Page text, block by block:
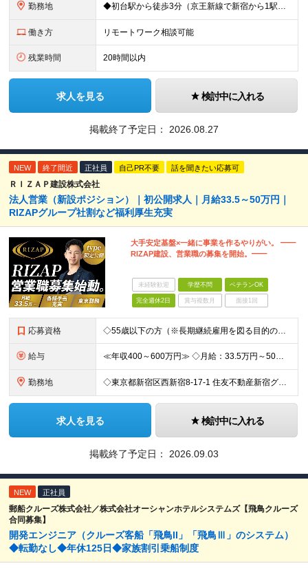
勤務地 ◆初台駅から徒歩3分（京王新線で新宿から1駅！） ◆リモートワーク／フリーアドレス制度あり ◆出張転勤なし 【リゾートトラスト 東京本社】 東京都渋谷区代々木4-36-19 リゾートトラスト東京ビル
働き方 リモートワーク相談可能
残業時間 20時間以内
求人を見る 検討中に入れる
掲載終了予定日： 2026.08.27
NEW 終了間近 正社員 自己PR不要 話を聞きたい応募可
ＲＩＺＡＰ建設株式会社
法人営業（新設ポジション）｜初公開求人｜月給33.5～50万円｜
RIZAPグループ社割など福利厚生充実
大手安定基盤×一緒に事業を作るやりがい。 ━━
RIZAP建設、営業職の募集を開始。━━
未経験歓迎 学歴不問 ベテランOK
完全週休2日 賞与複数月 面接1回
応募資格 ◇55歳以下の方（※長期継続雇用を図る目的のため） ◇以下の必須スキルをお持ちの方 ≪必須スキル≫ ・BtoBの法人営業経験のある方 ・一都三県での勤務が可能な方 ※学歴不問 ≪歓迎スキル≫ ・内
給与 ≪年収400～600万円≫ ◇月給：33.5万円～50万円 ◇残業代別途支給（固定残業代なし） ◇昇給年2回 実力・実績に応じた評価制度 ￣￣￣￣￣￣￣￣￣￣￣￣￣ 新設ポジションのため、あなたの実
勤務地 ◇東京都新宿区西新宿8-17-1 住友不動産新宿グランドタワー36F ◇現地（店舗・取引先）へ出向く場合もあります 【本社所在地】 東京都新宿区西新宿8-17-1 住友不動産新宿グランドタワー36F
求人を見る 検討中に入れる
掲載終了予定日： 2026.09.03
NEW 正社員
郵船クルーズ株式会社／株式会社オーシャンホテルシステムズ【飛鳥クルーズ
合同募集】
開発エンジニア（クルーズ客船「飛鳥II」「飛鳥Ⅲ」のシステム）
◆転勤なし◆年休125日◆家族割引乗船制度